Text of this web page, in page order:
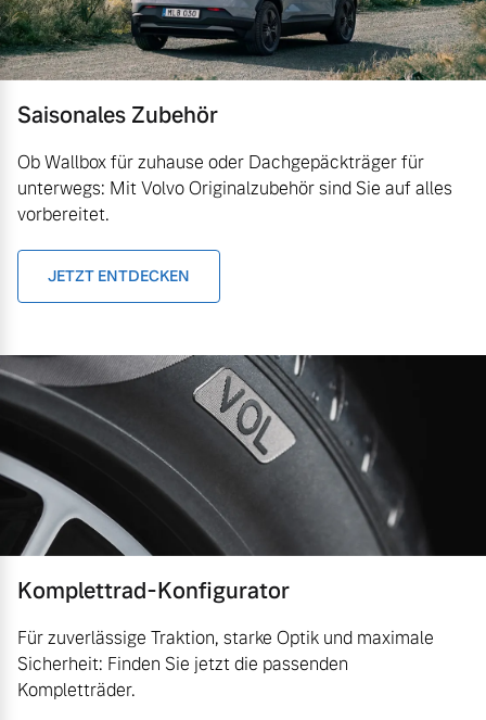
Saisonales Zubehör
Ob Wallbox für zuhause oder Dachgepäckträger für
unterwegs: Mit Volvo Originalzubehör sind Sie auf alles
vorbereitet.
JETZT ENTDECKEN
Komplettrad-Konfigurator
Für zuverlässige Traktion, starke Optik und maximale
Sicherheit: Finden Sie jetzt die passenden
Kompletträder.